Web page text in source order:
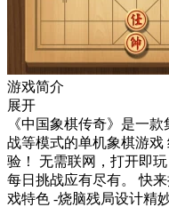
游戏简介
展开
《中国象棋传奇》是一
战等模式的单机象棋游
验！ 无需联网，打开即
每日挑战应有尽有。 快
戏特色 -烧脑残局设计精